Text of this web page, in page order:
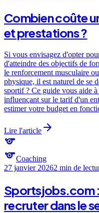
Combien coûte
et prestations ?
Si vous envisagez d'opter
d'atteindre des objectifs de
le renforcement musculaire
physique, il est naturel de se
sportif ? Ce guide vous aide
influençant sur le tarif d'un
estimer votre budget en
Lire l'article arrow_forward
sports
sportsCoaching
27 janvier 20262 min de
Sportsjobs.com
recruter dans le